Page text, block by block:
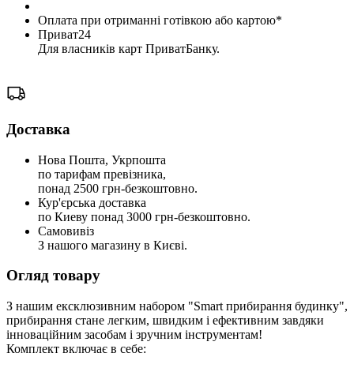
Оплата при отриманні готівкою або картою*
Приват24
Для власників карт ПриватБанку.
Доставка
Нова Пошта, Укрпошта
по тарифам превізника,
понад 2500 грн-безкоштовно.
Кур'єрська доставка
по Киеву понад 3000 грн-безкоштовно.
Самовивіз
З нашого магазину в Києві.
Огляд товару
З нашим ексклюзивним набором "Smart прибирання будинку",
прибирання стане легким, швидким і ефективним завдяки
інноваційним засобам і зручним інструментам!
Комплект включає в себе: